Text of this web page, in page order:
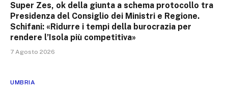
Super Zes, ok della giunta a schema protocollo tra
Presidenza del Consiglio dei Ministri e Regione.
Schifani: «Ridurre i tempi della burocrazia per
rendere l’Isola più competitiva»
7 Agosto 2026
UMBRIA